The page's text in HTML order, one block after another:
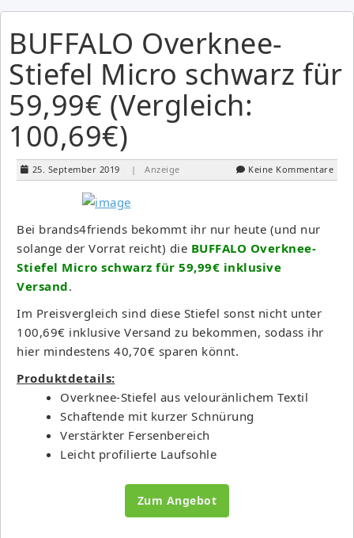
BUFFALO Overknee-
Stiefel Micro schwarz für
59,99€ (Vergleich:
100,69€)
25. September 2019 | Anzeige Keine Kommentare
Bei brands4friends bekommt ihr nur heute (und nur
solange der Vorrat reicht) die BUFFALO Overknee-
Stiefel Micro schwarz für 59,99€ inklusive
Versand.
Im Preisvergleich sind diese Stiefel sonst nicht unter
100,69€ inklusive Versand zu bekommen, sodass ihr
hier mindestens 40,70€ sparen könnt.
Produktdetails:
Overknee-Stiefel aus velouränlichem Textil
Schaftende mit kurzer Schnürung
Verstärkter Fersenbereich
Leicht profilierte Laufsohle
Zum Angebot